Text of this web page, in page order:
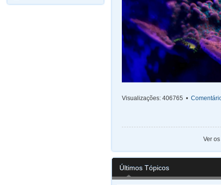
Visualizações: 406765 •
Ver
Últimos Tópicos